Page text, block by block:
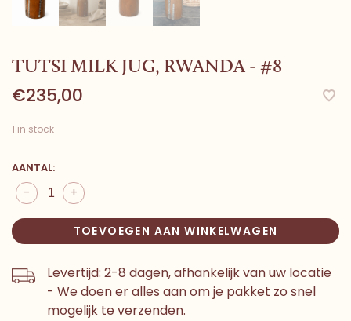
TUTSI MILK JUG, RWANDA - #8
€235,00
1 in stock
AANTAL:
+
-
TOEVOEGEN AAN WINKELWAGEN
Levertijd: 2-8 dagen, afhankelijk van uw locatie
- We doen er alles aan om je pakket zo snel
mogelijk te verzenden.